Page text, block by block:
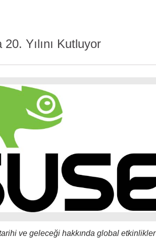
Yılını Kutluyor
ve geleceği hakkında global etkinlikler